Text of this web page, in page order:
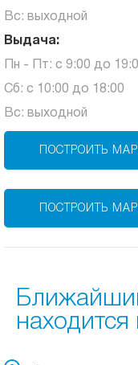
Вс: выходной
Выдача:
Пн - Пт: с 9:00 до
Сб: с 10:00 до 18:00
Вс: выходной
ПОСТРОИТЬ
ПОСТРОИТЬ
находится